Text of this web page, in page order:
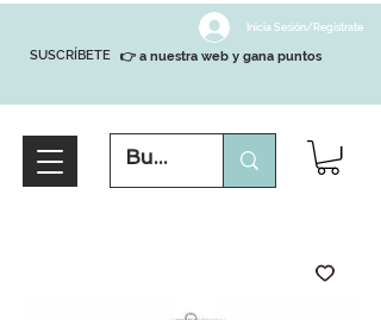
SUSCRÍBETE
Inicia Sesión/Regístrate
👉 a nuestra web y gana puntos